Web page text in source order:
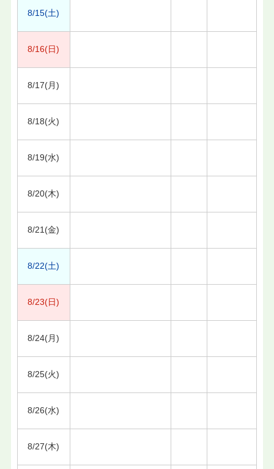
8/15(土)
8/16(日)
8/17(月)
8/18(火)
8/19(水)
8/20(木)
8/21(金)
8/22(土)
8/23(日)
8/24(月)
8/25(火)
8/26(水)
8/27(木)